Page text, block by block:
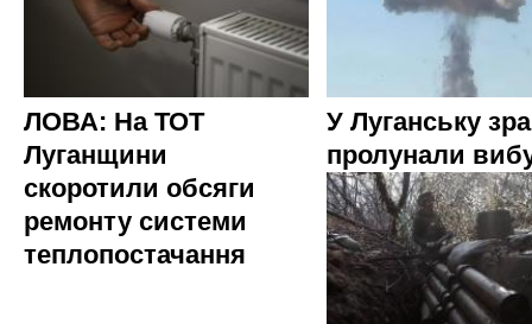
ЛОВА: На ТОТ
Луганщини
скоротили обсяги
ремонту системи
теплопостачання
У Луганську
пролунали